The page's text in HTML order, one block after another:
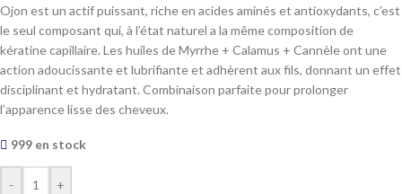
Ojon est un actif puissant, riche en acides aminés et antioxydants, c’est
le seul composant qui, à l’état naturel a la même composition de
kératine capillaire. Les huiles de Myrrhe + Calamus + Cannèle ont une
action adoucissante et lubrifiante et adhèrent aux fils, donnant un effet
disciplinant et hydratant. Combinaison parfaite pour prolonger
l’apparence lisse des cheveux.
999 en stock
- +